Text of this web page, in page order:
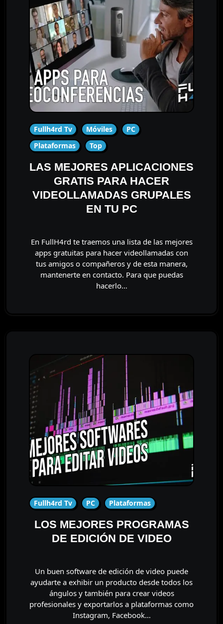
Fullh4rd Tv Móviles
PC
Plataformas
Top
LAS MEJORES APLICACIONES
GRATIS PARA HACER
VIDEOLLAMADAS GRUPALES
EN TU PC
En FullH4rd te traemos una lista de las mejores
apps gratuitas para hacer videollamadas con
tus amigos o compañeros y de esta manera,
mantenerte en contacto. Para que puedas
hacerlo…
Fullh4rd Tv PC Plataformas
LOS MEJORES PROGRAMAS
DE EDICIÓN DE VIDEO
Un buen software de edición de video puede
ayudarte a exhibir un producto desde todos los
ángulos y también para crear videos
profesionales y exportarlos a plataformas como
Instagram, Facebook…